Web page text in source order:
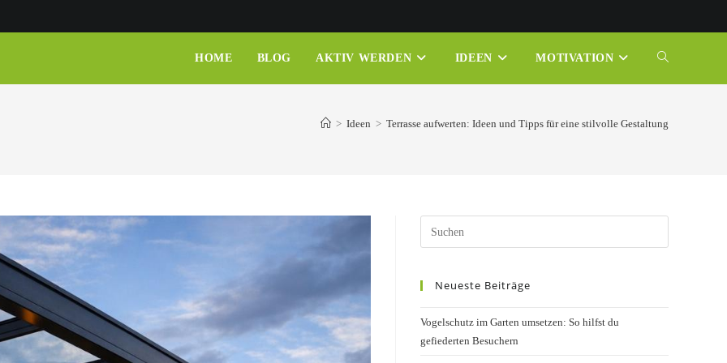
HOME BLOG AKTIV WERDEN IDEEN MOTIVATION WEBSITE-
> Ideen > Terrasse aufwerten: Ideen und Tipps für eine stilvolle Gestaltung
Escape
Neueste Beiträge
Vogelschutz im Garten umsetzen: So hilfst du
gefiederten Besuchern